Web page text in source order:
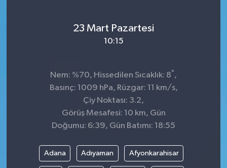
23 Mart Pazartesi
10:15
Nem: %70, Hissedilen Sıcaklık: 8° ,
Basınç: 1009 hPa, Rüzgar: 11 km/s,
Çiy Noktası: 3.2,
Görüş Mesafesi: 10 km, Gün
Doğumu: 6:39, Gün Batımı: 18:55
Adana Adıyaman Afyonkarahisar